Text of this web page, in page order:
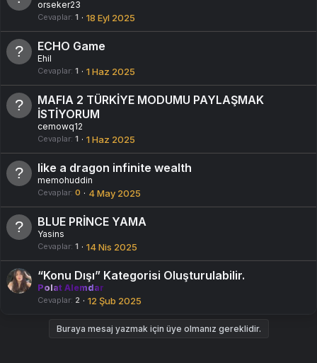
orseker23
Cevaplar 1 18 Eyl 2025
ECHO Game
Ehil
Cevaplar 1 1 Haz 2025
MAFIA 2 TÜRKİYE MODUMU PAYLAŞMAK
İSTİYORUM
cemowq12
Cevaplar 1 1 Haz 2025
like a dragon infinite wealth
memohuddin
Cevaplar 0 4 May 2025
BLUE PRİNCE YAMA
Yasins
Cevaplar 1 14 Nis 2025
“Konu Dışı” Kategorisi Oluşturulabilir.
Polat Alemdar
Cevaplar 2 12 Şub 2025
Buraya mesaj yazmak için üye olmanız gereklidir.